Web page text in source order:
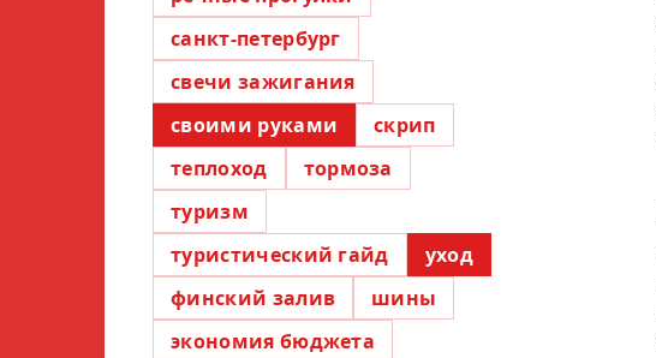
санкт-петербург
свечи зажигания
своими руками
скрип
теплоход
тормоза
туризм
туристический гайд
уход
финский залив
шины
экономия бюджета